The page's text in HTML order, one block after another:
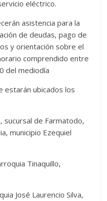
eléctrico.
asistencia para la
de deudas, pago de
y orientación sobre el
comprendido entre
del mediodía
estarán ubicados los
sucursal de Farmatodo,
municipio Ezequiel
Tinaquillo,
José Laurencio Silva,